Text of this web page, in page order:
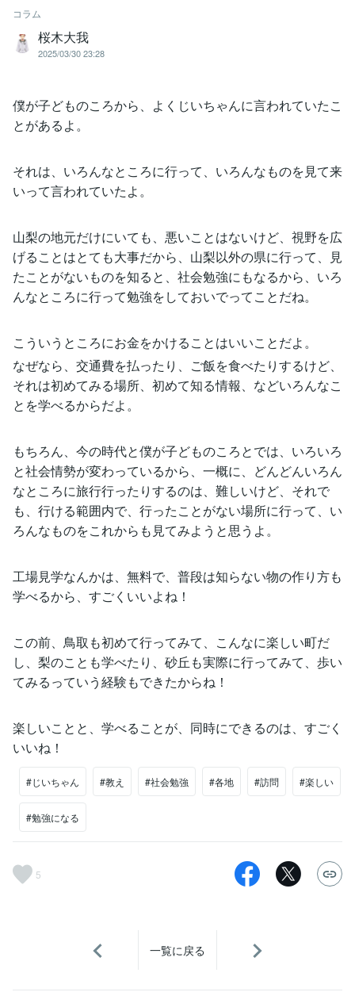
コラム
桜木大我
2025/03/30 23:28
僕が子どものころから、よくじいちゃんに言われていたこ
とがあるよ。
それは、いろんなところに行って、いろんなものを見て来
いって言われていたよ。
山梨の地元だけにいても、悪いことはないけど、視野を広
げることはとても大事だから、山梨以外の県に行って、見
たことがないものを知ると、社会勉強にもなるから、いろ
んなところに行って勉強をしておいでってことだね。
こういうところにお金をかけることはいいことだよ。
なぜなら、交通費を払ったり、ご飯を食べたりするけど、
それは初めてみる場所、初めて知る情報、などいろんなこ
とを学べるからだよ。
もちろん、今の時代と僕が子どものころとでは、いろいろ
と社会情勢が変わっているから、一概に、どんどんいろん
なところに旅行行ったりするのは、難しいけど、それで
も、行ける範囲内で、行ったことがない場所に行って、い
ろんなものをこれからも見てみようと思うよ。
工場見学なんかは、無料で、普段は知らない物の作り方も
学べるから、すごくいいよね！
この前、鳥取も初めて行ってみて、こんなに楽しい町だ
し、梨のことも学べたり、砂丘も実際に行ってみて、歩い
てみるっていう経験もできたからね！
楽しいことと、学べることが、同時にできるのは、すごく
いいね！
#じいちゃん #教え #社会勉強 #各地 #訪問 #楽しい
#勉強になる
5
一覧に戻る